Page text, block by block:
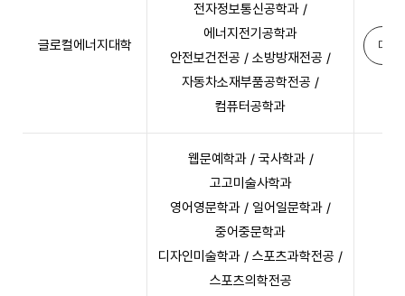
글로컬에너지대학
전자정보통신공학과 /
에너지전기공학과
안전보건전공 / 소방방재전공 /
자동차소재부품공학전공 /
컴퓨터공학과
다운
웹문예학과 / 국사학과 /
고고미술사학과
영어영문학과 / 일어일문학과 /
중어중문학과
디자인미술학과 / 스포츠과학전공 /
스포츠의학전공